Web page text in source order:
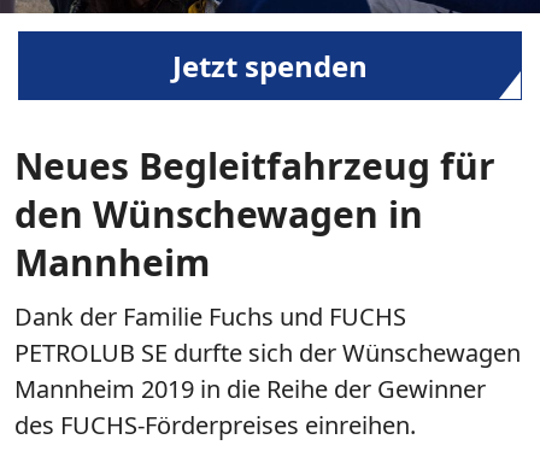
Jetzt spenden
Neues Begleitfahrzeug für
den Wünschewagen in
Mannheim
Dank der Familie Fuchs und FUCHS
PETROLUB SE durfte sich der Wünschewagen
Mannheim 2019 in die Reihe der Gewinner
des FUCHS-Förderpreises einreihen.